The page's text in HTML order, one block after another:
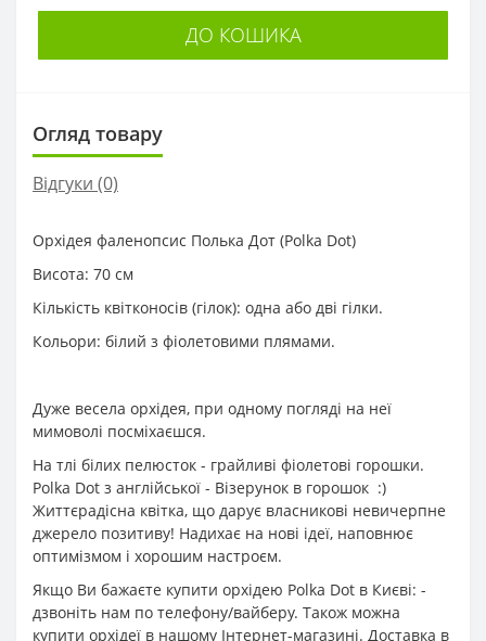
ДО КОШИКА
Огляд товару
Відгуки (0)
Орхідея фаленопсис Полька Дот (Polka Dot)
Висота: 70 см
Кількість квітконосів (гілок): одна або дві гілки.
Кольори: білий з фіолетовими плямами.
Дуже весела орхідея, при одному погляді на неї
мимоволі посміхаєшся.
На тлі білих пелюсток - грайливі фіолетові горошки.
Polka Dot з англійської - Візерунок в горошок :)
Життєрадісна квітка, що дарує власникові невичерпне
джерело позитиву! Надихає на нові ідеї, наповнює
оптимізмом і хорошим настроєм.
Якщо Ви бажаєте купити орхідею Polka Dot в Києві: -
дзвоніть нам по телефону/вайберу. Також можна
купити орхідеї в нашому Інтернет-магазині. Доставка в